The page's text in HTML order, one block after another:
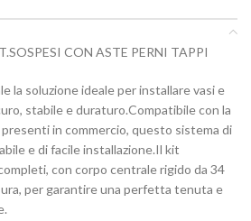
CON ASTE PERNI TAPPI
la soluzione ideale per installare vasi e
stabile e duraturo.Compatibile con la
in commercio, questo sistema di
e di facile installazione.Il kit
con corpo centrale rigido da 34
per garantire una perfetta tenuta e